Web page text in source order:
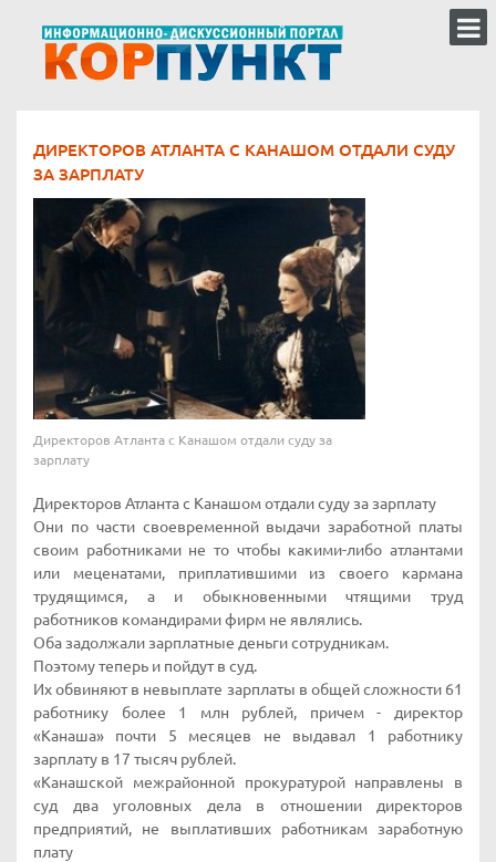
ДИРЕКТОРОВ АТЛАНТА С КАНАШОМ ОТДАЛИ СУДУ
ЗА ЗАРПЛАТУ
Директоров Атланта с Канашом отдали суду за
зарплату
Директоров Атланта с Канашом отдали суду за зарплату
Они по части своевременной выдачи заработной платы
своим работниками не то чтобы какими-либо атлантами
или меценатами, приплатившими из своего кармана
трудящимся, а и обыкновенными чтящими труд
работников командирами фирм не являлись.
Оба задолжали зарплатные деньги сотрудникам.
Поэтому теперь и пойдут в суд.
Их обвиняют в невыплате зарплаты в общей сложности 61
работнику более 1 млн рублей, причем - директор
«Канаша» почти 5 месяцев не выдавал 1 работнику
зарплату в 17 тысяч рублей.
«Канашской межрайонной прокуратурой направлены в
суд два уголовных дела в отношении директоров
предприятий, не выплативших работникам заработную
плату